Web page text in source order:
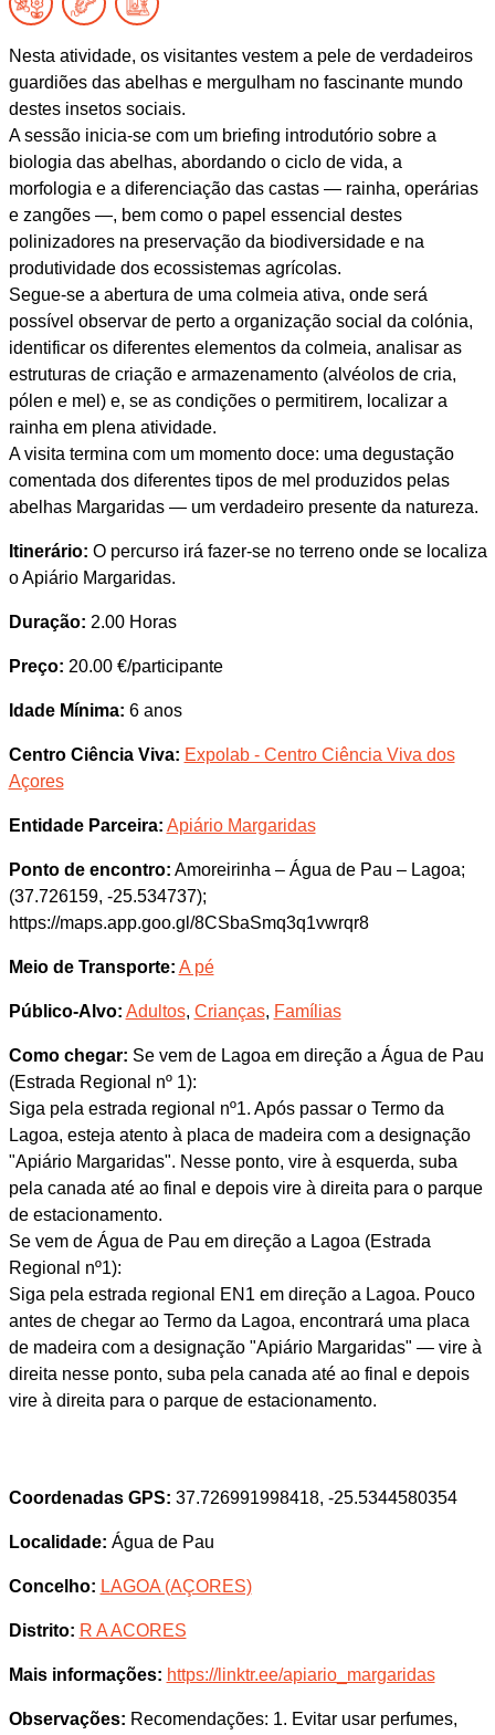
Nesta atividade, os visitantes vestem a pele de verdadeiros
guardiões das abelhas e mergulham no fascinante mundo
destes insetos sociais.
A sessão inicia-se com um briefing introdutório sobre a
biologia das abelhas, abordando o ciclo de vida, a
morfologia e a diferenciação das castas — rainha, operárias
e zangões —, bem como o papel essencial destes
polinizadores na preservação da biodiversidade e na
produtividade dos ecossistemas agrícolas.
Segue-se a abertura de uma colmeia ativa, onde será
possível observar de perto a organização social da colónia,
identificar os diferentes elementos da colmeia, analisar as
estruturas de criação e armazenamento (alvéolos de cria,
pólen e mel) e, se as condições o permitirem, localizar a
rainha em plena atividade.
A visita termina com um momento doce: uma degustação
comentada dos diferentes tipos de mel produzidos pelas
abelhas Margaridas — um verdadeiro presente da natureza.
Itinerário: O percurso irá fazer-se no terreno onde se localiza
o Apiário Margaridas.
Duração: 2.00 Horas
Preço: 20.00 €/participante
Idade Mínima: 6 anos
Centro Ciência Viva: Expolab - Centro Ciência Viva dos
Açores
Entidade Parceira: Apiário Margaridas
Ponto de encontro: Amoreirinha – Água de Pau – Lagoa;
(37.726159, -25.534737);
https://maps.app.goo.gl/8CSbaSmq3q1vwrqr8
Meio de Transporte: A pé
Público-Alvo: Adultos, Crianças, Famílias
Como chegar: Se vem de Lagoa em direção a Água de Pau
(Estrada Regional nº 1):
Siga pela estrada regional nº1. Após passar o Termo da
Lagoa, esteja atento à placa de madeira com a designação
"Apiário Margaridas". Nesse ponto, vire à esquerda, suba
pela canada até ao final e depois vire à direita para o parque
de estacionamento.
Se vem de Água de Pau em direção a Lagoa (Estrada
Regional nº1):
Siga pela estrada regional EN1 em direção a Lagoa. Pouco
antes de chegar ao Termo da Lagoa, encontrará uma placa
de madeira com a designação "Apiário Margaridas" — vire à
direita nesse ponto, suba pela canada até ao final e depois
vire à direita para o parque de estacionamento.
Coordenadas GPS: 37.726991998418, -25.5344580354
Localidade: Água de Pau
Concelho: LAGOA (AÇORES)
Distrito: R A ACORES
Mais informações: https://linktr.ee/apiario_margaridas
Observações: Recomendações: 1. Evitar usar perfumes,